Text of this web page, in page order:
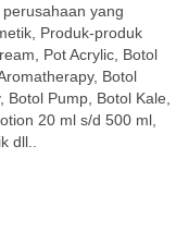
yang
Produk-produk
Pot Acrylic, Botol
Botol
Pump, Botol Kale,
20 ml s/d 500 ml,
dll..